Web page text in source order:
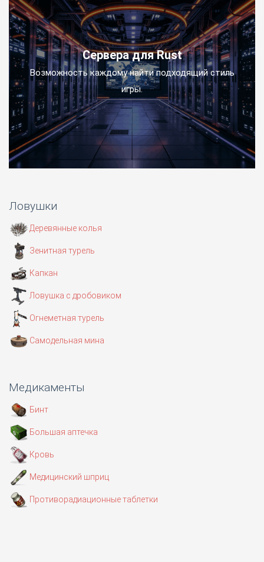
Сервера для Rust
Возможность каждому найти подходящий стиль
игры.
Ловушки
Деревянные колья
Зенитная турель
Капкан
Ловушка с дробовиком
Огнеметная турель
Самодельная мина
Медикаменты
Бинт
Большая аптечка
Кровь
Медицинский шприц
Противорадиационные таблетки